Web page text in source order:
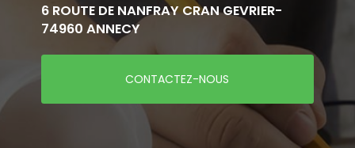
6 ROUTE DE NANFRAY CRAN GEVRIER-
74960 ANNECY
CONTACTEZ-NOUS